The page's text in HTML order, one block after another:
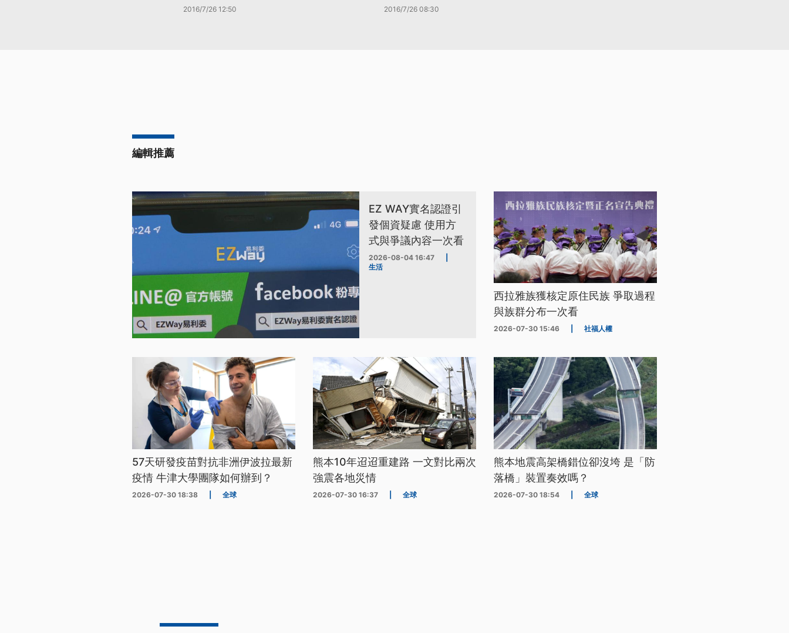
2016/7/26 12:50 2016/7/26 08:30
編輯推薦
EZ WAY實名認證引
發個資疑慮 使用方
式與爭議內容一次看
2026-08-04 16:47
生活
西拉雅族獲核定原住民族 爭取過程
與族群分布一次看
2026-07-30 15:46 社福人權
57天研發疫苗對抗非洲伊波拉最新
疫情 牛津大學團隊如何辦到？
2026-07-30 18:38 全球
熊本10年迢迢重建路 一文對比兩次
強震各地災情
2026-07-30 16:37 全球
熊本地震高架橋錯位卻沒垮 是「防
落橋」裝置奏效嗎？
2026-07-30 18:54 全球